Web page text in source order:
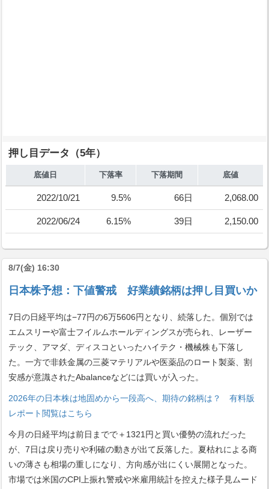
押し目データ（5年）
底値日 下落率 下落期間 底値
2022/10/21 9.5% 66日 2,068.00
2022/06/24 6.15% 39日 2,150.00
8/7(金) 16:30
日本株予想：下値警戒 好業績銘柄は押し目買いか
7日の日経平均は−77円の6万5606円となり、続落した。個別では
エムスリーや富士フイルムホールディングスが売られ、レーザー
テック、アマダ、ディスコといったハイテク・機械株も下落し
た。一方で非鉄金属の三菱マテリアルや医薬品のロート製薬、割
安感が意識されたAbalanceなどには買いが入った。
2026年の日本株は地固めから一段高へ、期待の銘柄は？ 有料版
レポート閲覧はこちら
今月の日経平均は前日までで＋1321円と買い優勢の流れだった
が、7日は戻り売りや利確の動きが出て反落した。夏枯れによる商
いの薄さも相場の重しになり、方向感が出にくい展開となった。
市場では米国のCPI上振れ警戒や米雇用統計を控えた様子見ムード